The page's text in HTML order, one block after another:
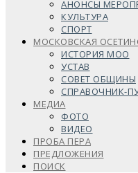
АНОНСЫ
КУЛЬТУРА
СПОРТ
МОСКОВСКАЯ
ИСТОРИЯ МОО
УСТАВ
СОВЕТ ОБЩИНЫ
СПРАВОЧНИК-
МЕДИА
ФОТО
ВИДЕО
ПРОБА ПЕРА
ПРЕДЛОЖЕНИЯ
ПОИСК